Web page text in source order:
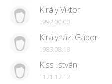
Király Viktor
1992.00.00
Királyházi Gábor
1983.08.18
Kiss István
1121.12.12